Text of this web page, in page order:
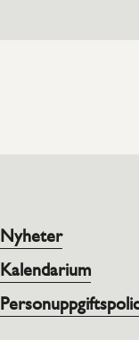
Nyheter
Kalendarium